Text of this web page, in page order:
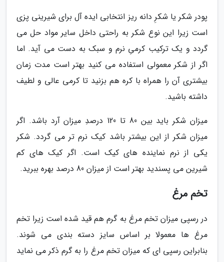
پودر شکر یا شکرِ دانه ریز انتخابی ایده آل برای شیرینی پزی
است زیرا این نوع شکر به راحتی داخل سایر مواد حل می
گردد و یک ترکیب کرمیِ نرم و سبک به دست می آید. اما
اگر از شکر معمولی استفاده می کنید بهتر است مدت زمان
بیشتری آن را همراه با کره هم بزنید تا کرمی عالی و لطیف
داشته باشید.
میزان شکر باید بین 80 تا 120 درصدِ میزان آرد باشد. اگر
میزان شکر از این بیشتر باشد کیک نرم تر می گردد. شکر
یکی از نرم نماینده های کیک است. اگر کیک های کم
شیرین می پسندید بهتر است از میزان 80 درصد بهره ببرید.
تخم مرغ
در رسپی میزان تخم مرغ به گرم هم قید شده است زیرا تخم
مرغ ها معمولا بر اساس سایز دسته بندی می شوند.
بنابراین رسپی ای که میزان تخم مرغ را به گرم ذکر می نماید